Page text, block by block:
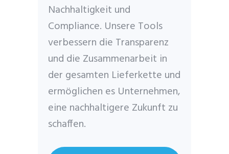
Nachhaltigkeit und
Compliance. Unsere Tools
verbessern die Transparenz
und die Zusammenarbeit in
der gesamten Lieferkette und
ermöglichen es Unternehmen,
eine nachhaltigere Zukunft zu
schaffen.